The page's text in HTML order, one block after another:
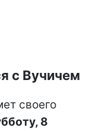
с Вучичем
своего
8